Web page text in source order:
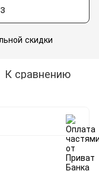
скидки
К сравнению